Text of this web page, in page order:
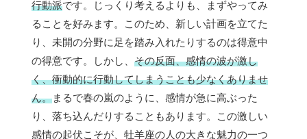
行動派です。じっくり考えるよりも、まずやってみ
ることを好みます。このため、新しい計画を立てた
り、未開の分野に足を踏み入れたりするのは得意中
の得意です。しかし、 その反面、感情の波が激し
く、衝動的に行動してしまうことも少なくありませ
ん。まるで春の嵐のように、感情が急に高ぶった
り、落ち込んだりすることもあります。この激しい
感情の起伏こそが、牡羊座の人の大きな魅力の一つ